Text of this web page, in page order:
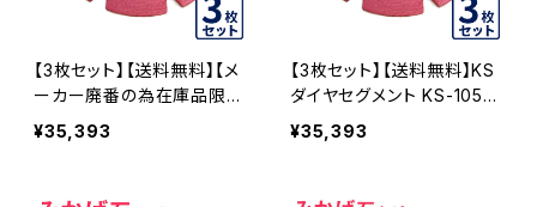
【3枚セット】【送料無料】【メ
ーカー廃番の為在庫品限
り】KSダイヤセグメント KS-
105Sプロ 15穴 内径15mm
プ) (ks-105spro-of15) ダ
¥35,393
【3枚セット】【送料無料】KS
ダイヤセグメント KS-105S
プロ 20穴 内径20mm オフ
セットタイプ(ハットタイプ)
ヤモンドカッター 刃キワ切
¥35,393